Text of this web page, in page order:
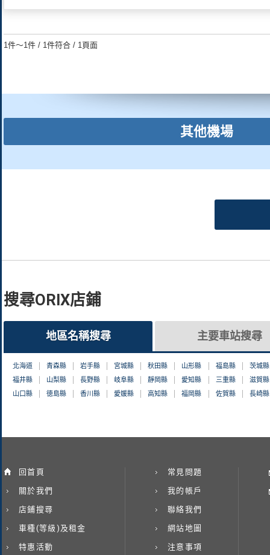
1件～1件 / 1件符合 / 1頁面
其他機場
搜尋ORIX店鋪
地區名稱搜尋 主要車站搜尋
北海道 青森縣 岩手縣 宮城縣 秋田縣 山形縣 福島縣
茨城縣
福井縣
山梨縣 長野縣 岐阜縣 靜岡縣 愛知縣 三重縣
滋賀縣
山口縣
徳島縣 香川縣 愛媛縣 高知縣 福岡縣 佐賀縣 長崎縣
回首頁
關於我們
店鋪搜尋
車種(等級)及租金
特惠活動
常見問題
我的帳戶
聯絡我們
網站地圖
注意事項